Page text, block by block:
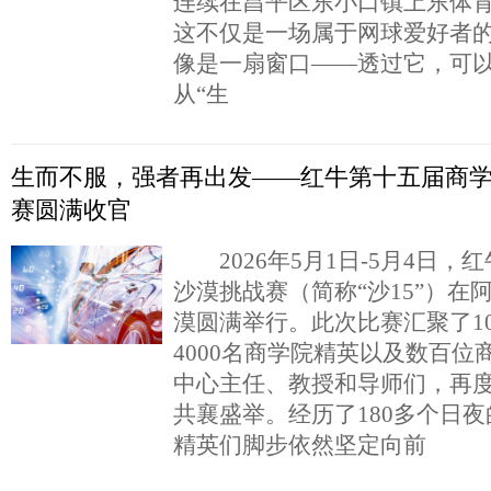
这不仅是一场属于网球爱好者
像是一扇窗口——透过它，可
从“生
生而不服，强者再出发——红牛第十五届商
赛圆满收官
2026年5月1日-5月4日，红
沙漠挑战赛（简称“沙15”）在
漠圆满举行。此次比赛汇聚了
4000名商学院精英以及数百位
中心主任、教授和导师们，再
共襄盛举。经历了180多个日
精英们脚步依然坚定向前